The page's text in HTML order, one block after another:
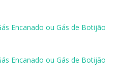
Encanado ou Gás de Botijão
Encanado ou Gás de Botijão